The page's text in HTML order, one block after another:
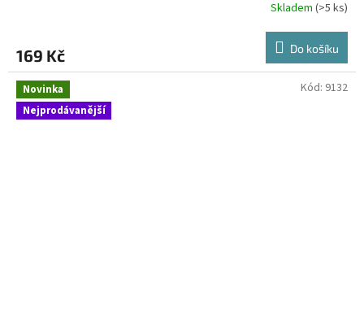
Skladem (>5 ks)
169 Kč Do košíku
Novinka
Nejprodávanější
Kód: 9132